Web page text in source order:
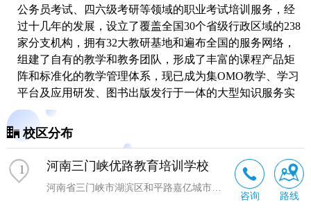
公务员考试、四六级考研等领域的职业考试培训服务，经
过十几年的发展，设立了覆盖全国30个省级行政区域的238
家分支机构，拥有32大教研基地和遍布全国的服务网络，
组建了自有的教学和教务团队，形成了丰富的课程产品矩
阵和标准化的教学管理体系，现已成为集OMO教学、学习
平台及应用研发、图书出版发行于一体的大型知识服务实
体和综合性教育服务机构。
校区分布
1 河南三门峡优路教育培训学校
河南省三门峡市湖滨区和平路嘉亿城市广场4号楼1019室
咨询 路线